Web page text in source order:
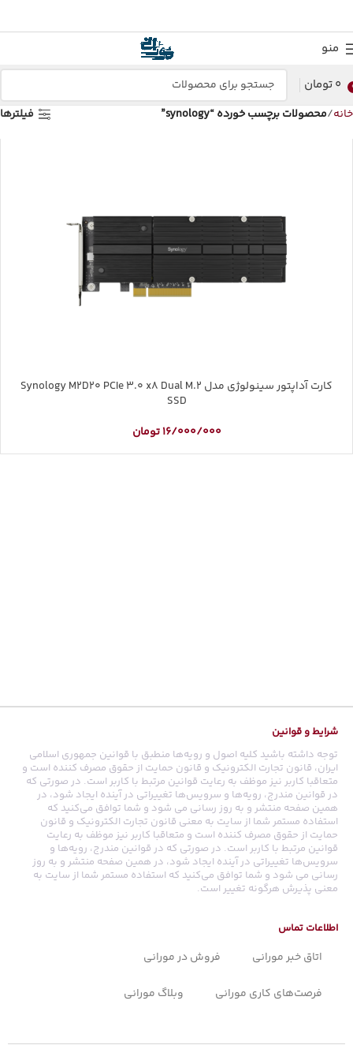
منو
0تومان
خانه محصولات برچسب خورده “synology” فیلترها
کارت آداپتور سینولوژی مدل Synology M2D20 PCIe 3.0 x8 Dual M.2
SSD
16/000/000 تومان
شرایط و قوانین
توجه داشته باشید کلیه اصول و رویه‏‌ها منطبق با قوانین جمهوری اسلامی
ایران، قانون تجارت الکترونیک و قانون حمایت از حقوق مصرف کننده است و
متعاقبا کاربر نیز موظف به رعایت قوانین مرتبط با کاربر است. در صورتی که
در قوانین مندرج، رویه‏‌ها و سرویس‏‌ها تغییراتی در آینده ایجاد شود، در
همین صفحه منتشر و به روز رسانی می شود و شما توافق می‏‌کنید که
استفاده مستمر شما از سایت به معنی قانون تجارت الکترونیک و قانون
حمایت از حقوق مصرف کننده است و متعاقبا کاربر نیز موظف به رعایت
قوانین مرتبط با کاربر است. در صورتی که در قوانین مندرج، رویه‏‌ها و
سرویس‏‌ها تغییراتی در آینده ایجاد شود، در همین صفحه منتشر و به روز
رسانی می شود و شما توافق می‏‌کنید که استفاده مستمر شما از سایت به
معنی پذیرش هرگونه تغییر است.
اطلاعات تماس
اتاق خبر مورانی فروش در مورانی
فرصت‌های کاری مورانی وبلاگ مورانی